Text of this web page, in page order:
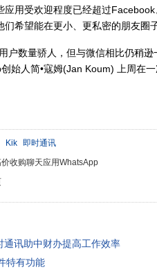
受欢迎程度已经超过Facebook
们希望能在更小、更私密的朋友圈
数量骄人，但与微信相比仍稍逊
始人简•寇姆(Jan Koum) 上周在
Kik 即时通讯
收购聊天应用WhatsApp
通讯助中财办提高工作效率
特有功能